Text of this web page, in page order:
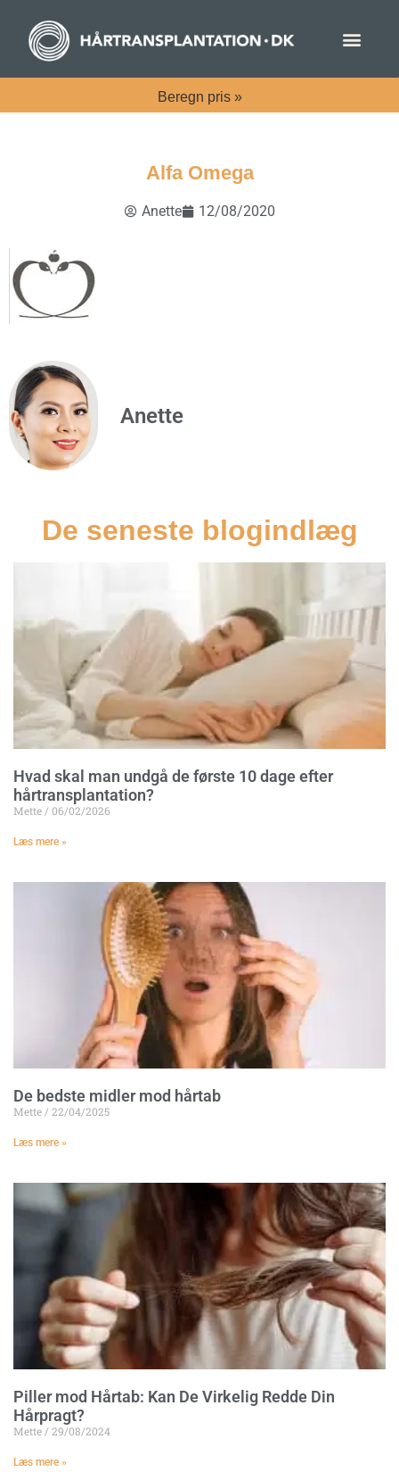
Beregn pris »
Alfa Omega
Anette 12/08/2020
Anette
De seneste blogindlæg
Hvad skal man undgå de første 10 dage efter
hårtransplantation?
Mette 06/02/2026
Læs mere »
De bedste midler mod hårtab
Mette 22/04/2025
Læs mere »
Piller mod Hårtab: Kan De Virkelig Redde Din
Hårpragt?
Mette 29/08/2024
Læs mere »